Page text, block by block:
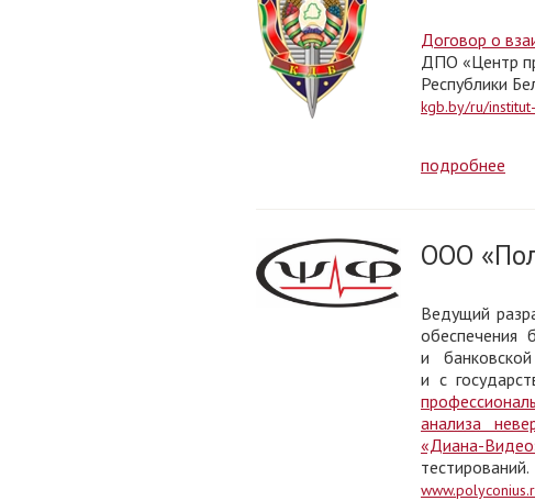
Договор о
ДПО «Центр
Республики
kgb.by/ru/
подробнее
ООО
Ведущий
обеспечения
и
и с
анализа
«Диана-
тестирований.